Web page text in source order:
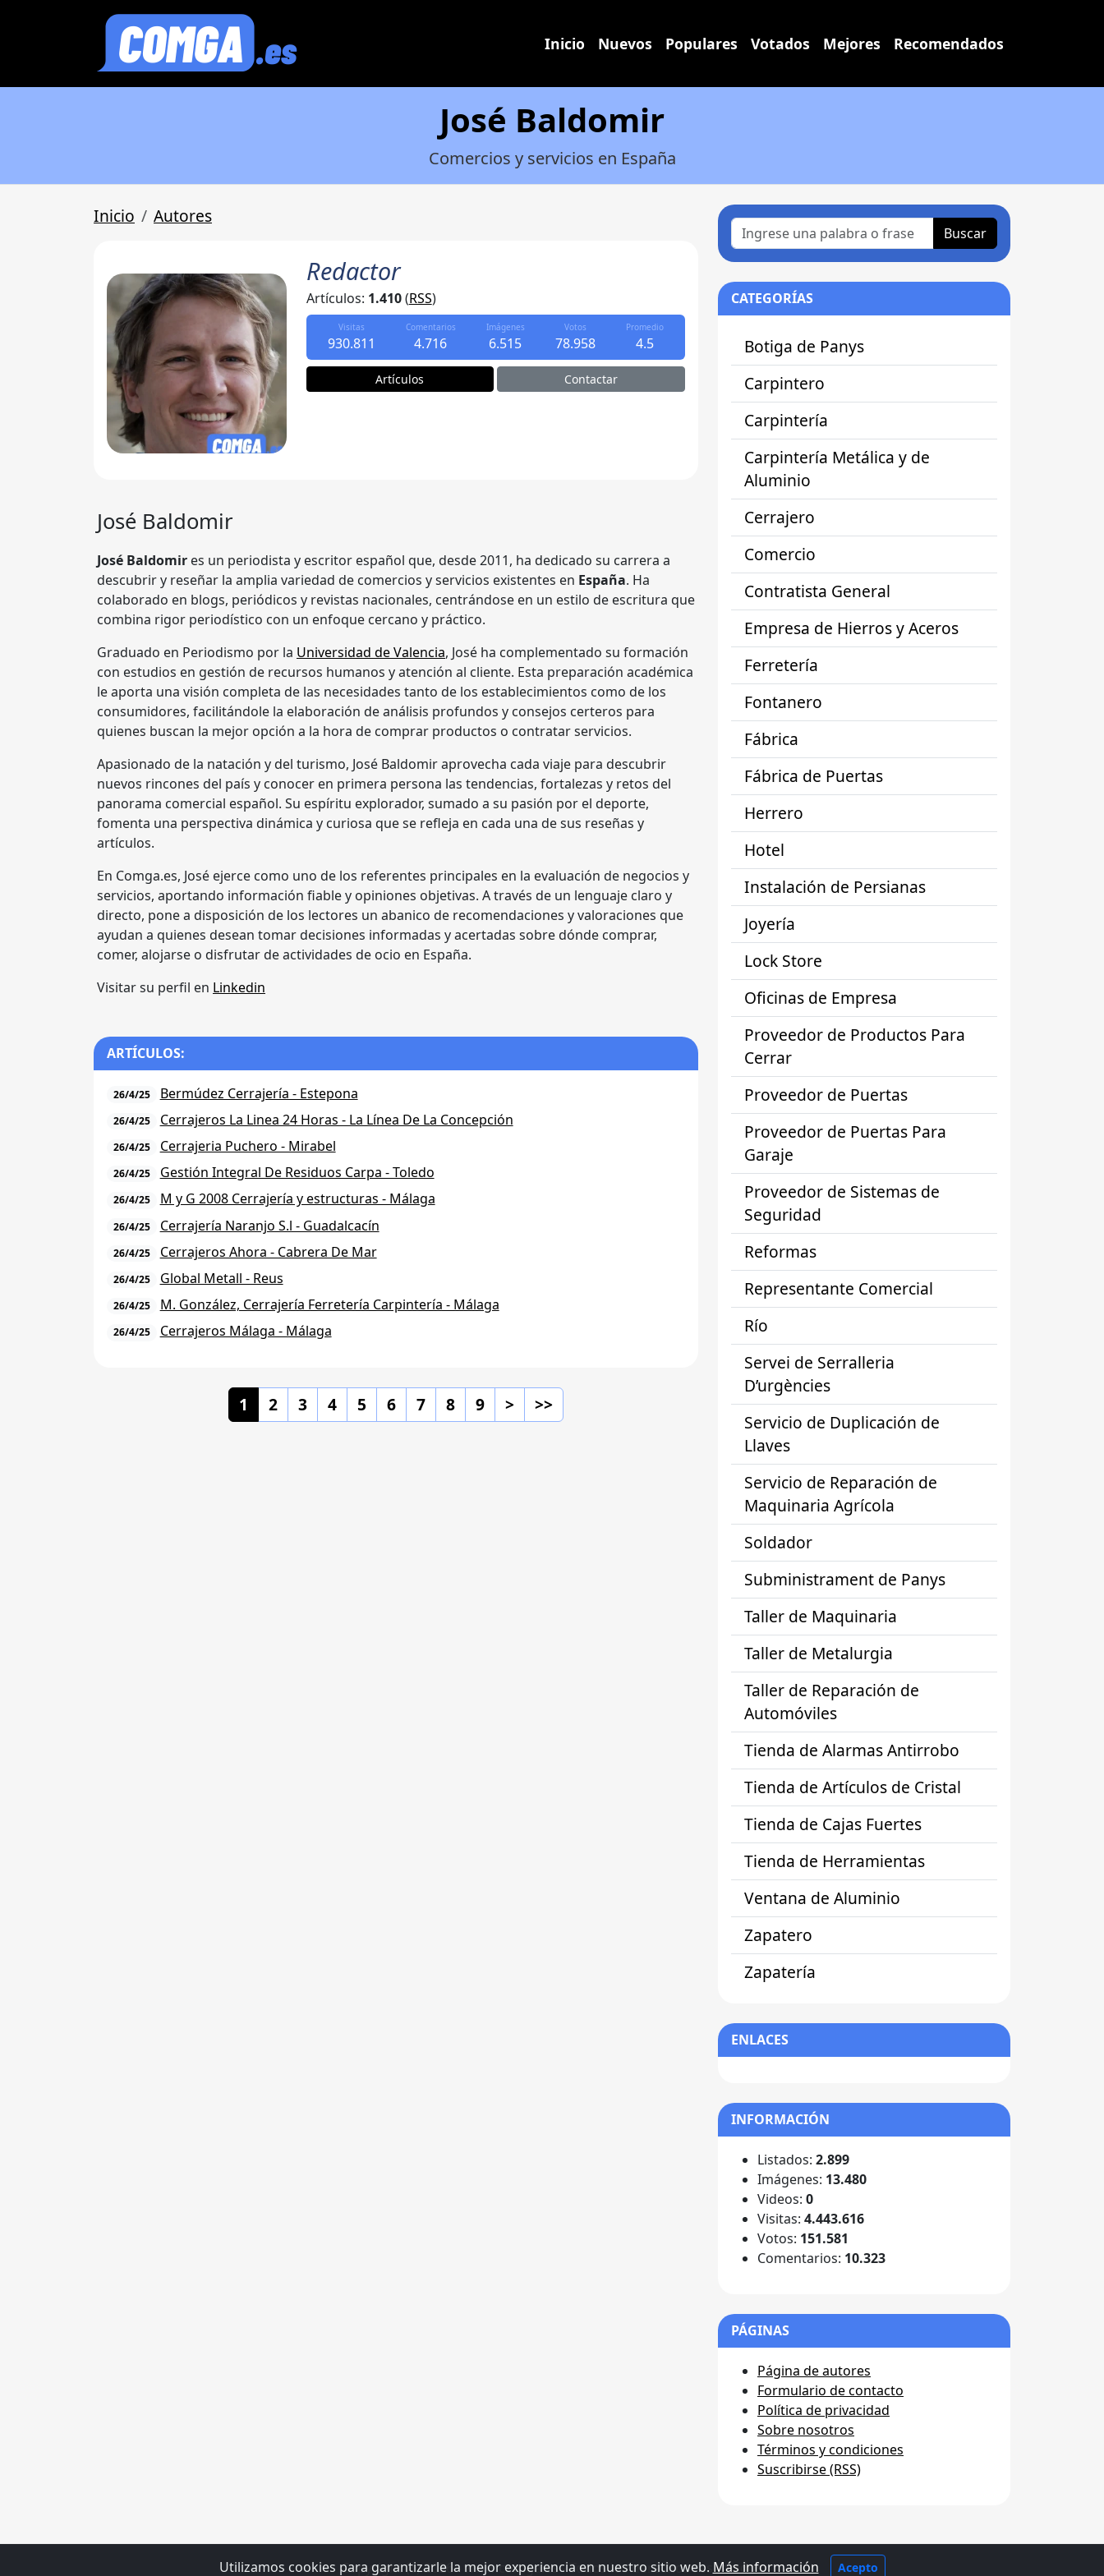
Inicio Nuevos Populares Votados Mejores Recomendados
José Baldomir
Comercios y servicios en España
Inicio Autores
Redactor
Artículos: 1.410(RSS)
Visitas
930.811
Comentarios
4.716
Imágenes
6.515
Votos
78.958
Promedio
4.5
Artículos Contactar
José Baldomir
José Baldomir es un periodista y escritor español que, desde 2011, ha dedicado su carrera a
descubrir y reseñar la amplia variedad de comercios y servicios existentes en España. Ha
colaborado en blogs, periódicos y revistas nacionales, centrándose en un estilo de escritura que
combina rigor periodístico con un enfoque cercano y práctico.
Graduado en Periodismo por la Universidad de Valencia, José ha complementado su formación
con estudios en gestión de recursos humanos y atención al cliente. Esta preparación académica
le aporta una visión completa de las necesidades tanto de los establecimientos como de los
consumidores, facilitándole la elaboración de análisis profundos y consejos certeros para
quienes buscan la mejor opción a la hora de comprar productos o contratar servicios.
Apasionado de la natación y del turismo, José Baldomir aprovecha cada viaje para descubrir
nuevos rincones del país y conocer en primera persona las tendencias, fortalezas y retos del
panorama comercial español. Su espíritu explorador, sumado a su pasión por el deporte,
fomenta una perspectiva dinámica y curiosa que se refleja en cada una de sus reseñas y
artículos.
En Comga.es, José ejerce como uno de los referentes principales en la evaluación de negocios y
servicios, aportando información fiable y opiniones objetivas. A través de un lenguaje claro y
directo, pone a disposición de los lectores un abanico de recomendaciones y valoraciones que
ayudan a quienes desean tomar decisiones informadas y acertadas sobre dónde comprar,
comer, alojarse o disfrutar de actividades de ocio en España.
Visitar su perfil en Linkedin
ARTÍCULOS:
26/4/25 Bermúdez Cerrajería - Estepona
26/4/25 Cerrajeros La Linea 24 Horas - La Línea De La Concepción
26/4/25 Cerrajeria Puchero - Mirabel
26/4/25 Gestión Integral De Residuos Carpa - Toledo
26/4/25 M y G 2008 Cerrajería y estructuras - Málaga
26/4/25 Cerrajería Naranjo S.l - Guadalcacín
26/4/25 Cerrajeros Ahora - Cabrera De Mar
26/4/25 Global Metall - Reus
26/4/25 M. González, Cerrajería Ferretería Carpintería - Málaga
26/4/25 Cerrajeros Málaga - Málaga
1 2 3 4 5 6 7 8 9 > >>
Buscar
CATEGORÍAS
Botiga de Panys
Carpintero
Carpintería
Carpintería Metálica y de
Aluminio
Cerrajero
Comercio
Contratista General
Empresa de Hierros y Aceros
Ferretería
Fontanero
Fábrica
Fábrica de Puertas
Herrero
Hotel
Instalación de Persianas
Joyería
Lock Store
Oficinas de Empresa
Proveedor de Productos Para
Cerrar
Proveedor de Puertas
Proveedor de Puertas Para
Garaje
Proveedor de Sistemas de
Seguridad
Reformas
Representante Comercial
Río
Servei de Serralleria
D’urgències
Servicio de Duplicación de
Llaves
Servicio de Reparación de
Maquinaria Agrícola
Soldador
Subministrament de Panys
Taller de Maquinaria
Taller de Metalurgia
Taller de Reparación de
Automóviles
Tienda de Alarmas Antirrobo
Tienda de Artículos de Cristal
Tienda de Cajas Fuertes
Tienda de Herramientas
Ventana de Aluminio
Zapatero
Zapatería
ENLACES
INFORMACIÓN
Listados: 2.899
Imágenes: 13.480
Videos: 0
Visitas: 4.443.616
Votos: 151.581
Comentarios: 10.323
PÁGINAS
Página de autores
Formulario de contacto
Política de privacidad
Sobre nosotros
Términos y condiciones
Suscribirse (RSS)
Copyright (c) 2026 - www.comga.es - Todos los derechos reservados
Utilizamos cookies para garantizarle la mejor experiencia en nuestro sitio web. Más información Acepto